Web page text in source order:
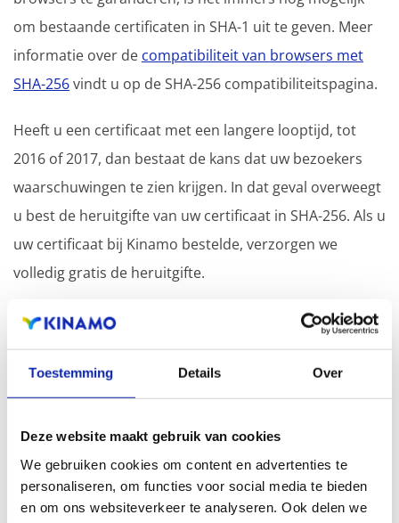
Toestemming Details Over
Deze website maakt gebruik van cookies
We gebruiken cookies om content en advertenties te
personaliseren, om functies voor social media te bieden
en om ons websiteverkeer te analyseren. Ook delen we
om bestaande certificaten in SHA-1 uit te geven. Meer
informatie over de compatibiliteit van browsers met
SHA-256vindt u op de SHA-256 compatibiliteitspagina.
Heeft u een certificaat met een langere looptijd, tot
2016 of 2017, dan bestaat de kans dat uw bezoekers
waarschuwingen te zien krijgen. In dat geval overweegt
u best de heruitgifte van uw certificaat in SHA-256. Als u
uw certificaat bij Kinamo bestelde, verzorgen we
volledig gratis de heruitgifte.
Bent u geen SSL klant bij Kinamo? Niet getreurd, veel
certificaatuitgevers bieden aan om bij overstap van een
concurrent de resterende looptijd op uw huidig
certificaat aan uw nieuw SSL certificaat toe te voegen,
soms zelfs met 30 dagen gratis erbij.